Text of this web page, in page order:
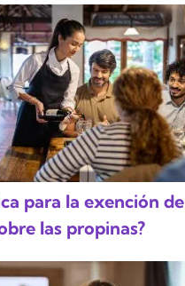
para la exención de
las propinas?